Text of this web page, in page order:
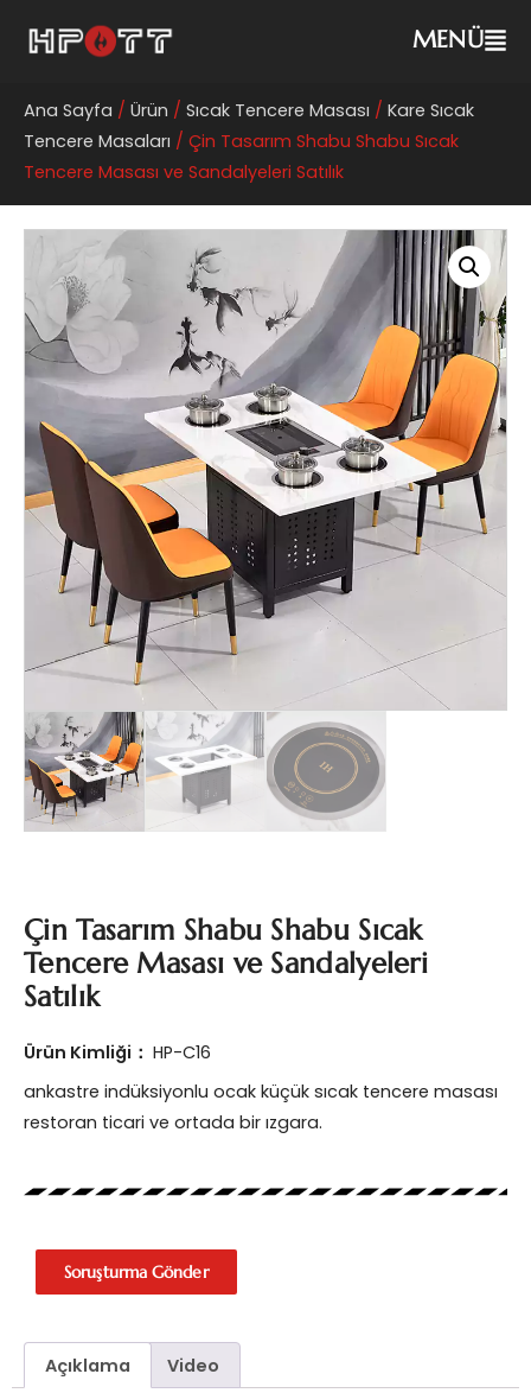
MENÜ
Ana Sayfa / Ürün / Sıcak Tencere Masası / Kare Sıcak
Tencere Masaları / Çin Tasarım Shabu Shabu Sıcak
Tencere Masası ve Sandalyeleri Satılık
Çin Tasarım Shabu Shabu Sıcak
Tencere Masası ve Sandalyeleri
Satılık
Ürün Kimliği： HP-C16
ankastre indüksiyonlu ocak küçük sıcak tencere masası
restoran ticari ve ortada bir ızgara.
Soruşturma Gönder
Açıklama Video